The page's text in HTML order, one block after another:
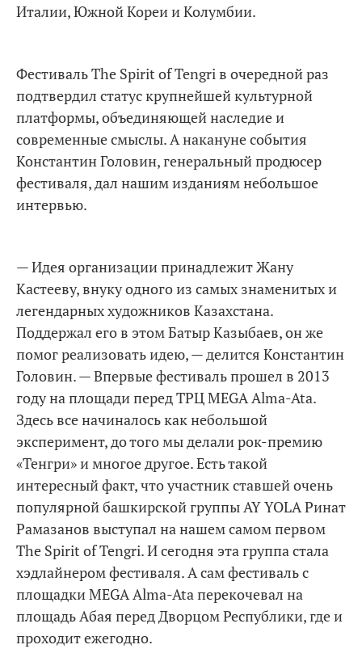
Италии, Южной Кореи и Колумбии.
Фестиваль The Spirit of Tengri в очередной раз
подтвердил статус крупнейшей культурной
платформы, объединяющей наследие и
современные смыслы. А накануне события
Константин Головин, генеральный продюсер
фестиваля, дал нашим изданиям небольшое
интервью.
— Идея организации принадлежит Жану
Кастееву, внуку одного из самых знаменитых и
легендарных художников Казахстана.
Поддержал его в этом Батыр Казыбаев, он же
помог реализовать идею, — делится Константин
Головин. — Впервые фестиваль прошел в 2013
году на площади перед ТРЦ MEGA Alma-Ata.
Здесь все начиналось как небольшой
эксперимент, до того мы делали рок-премию
«Тенгри» и многое другое. Есть такой
интересный факт, что участник ставшей очень
популярной башкирской группы AY YOLA Ринат
Рамазанов выступал на нашем самом первом
The Spirit of Tengri. И сегодня эта группа стала
хэдлайнером фестиваля. А сам фестиваль с
площадки MEGA Alma-Ata перекочевал на
площадь Абая перед Дворцом Республики, где и
проходит ежегодно.